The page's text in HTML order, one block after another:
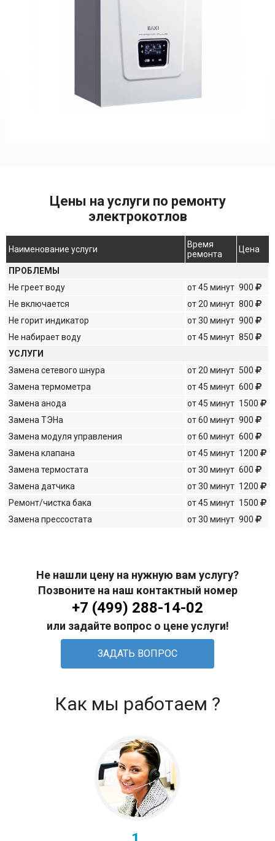
Цены на услуги по ремонту
электрокотлов
Наименование услуги
Время
ремонта
Цена
ПРОБЛЕМЫ
Не греет воду
от 45 минут 900
Не включается
от 20 минут 800
Не горит индикатор
от 30 минут 900
Не набирает воду
от 45 минут 850
УСЛУГИ
Замена сетевого шнура
от 20 минут 500
Замена термометра
от 45 минут 600
Замена анода
от 45 минут 1500
Замена ТЭНа
от 60 минут 900
Замена модуля управления
от 60 минут 600
Замена клапана
от 45 минут 1200
Замена термостата
от 30 минут 600
Замена датчика
от 30 минут 1200
Ремонт/чистка бака
от 45 минут 1500
Замена прессостата
от 30 минут 900
Не нашли цену на нужную вам услугу?
Позвоните на наш контактный номер
+7 (499) 288-14-02
или задайте вопрос о цене услуги!
ЗАДАТЬ ВОПРОС
Как мы работаем ?